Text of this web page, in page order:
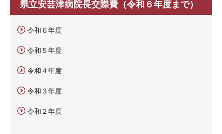
県立安芸津病院長交際費（令和６年度まで）
令和６年度
令和５年度
令和４年度
令和３年度
令和２年度